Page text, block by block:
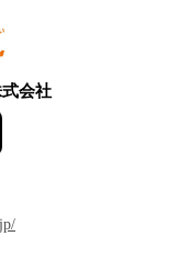
会社